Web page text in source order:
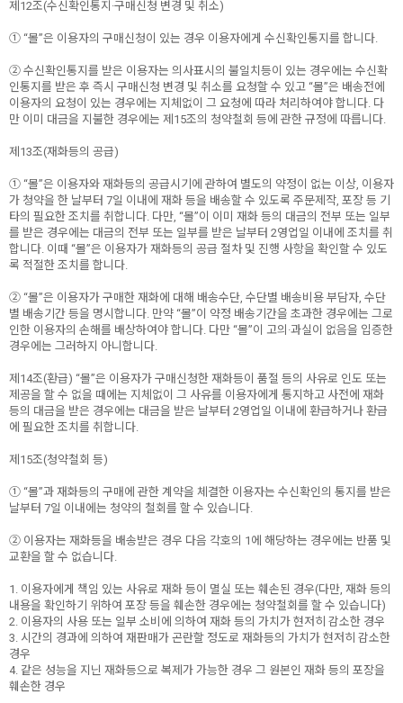
제12조(수신확인통지·구매신청 변경 및 취소)
① “몰”은 이용자의 구매신청이 있는 경우 이용자에게 수신확인통지를 합니다.
② 수신확인통지를 받은 이용자는 의사표시의 불일치등이 있는 경우에는 수신확
인통지를 받은 후 즉시 구매신청 변경 및 취소를 요청할 수 있고 “몰”은 배송전에
이용자의 요청이 있는 경우에는 지체없이 그 요청에 따라 처리하여야 합니다. 다
만 이미 대금을 지불한 경우에는 제15조의 청약철회 등에 관한 규정에 따릅니다.
제13조(재화등의 공급)
① “몰”은 이용자와 재화등의 공급시기에 관하여 별도의 약정이 없는 이상, 이용자
가 청약을 한 날부터 7일 이내에 재화 등을 배송할 수 있도록 주문제작, 포장 등 기
타의 필요한 조치를 취합니다. 다만, “몰”이 이미 재화 등의 대금의 전부 또는 일부
를 받은 경우에는 대금의 전부 또는 일부를 받은 날부터 2영업일 이내에 조치를 취
합니다. 이때 “몰”은 이용자가 재화등의 공급 절차 및 진행 사항을 확인할 수 있도
록 적절한 조치를 합니다.
② “몰”은 이용자가 구매한 재화에 대해 배송수단, 수단별 배송비용 부담자, 수단
별 배송기간 등을 명시합니다. 만약 “몰”이 약정 배송기간을 초과한 경우에는 그로
인한 이용자의 손해를 배상하여야 합니다. 다만 “몰”이 고의·과실이 없음을 입증한
경우에는 그러하지 아니합니다.
제14조(환급) “몰”은 이용자가 구매신청한 재화등이 품절 등의 사유로 인도 또는
제공을 할 수 없을 때에는 지체없이 그 사유를 이용자에게 통지하고 사전에 재화
등의 대금을 받은 경우에는 대금을 받은 날부터 2영업일 이내에 환급하거나 환급
에 필요한 조치를 취합니다.
제15조(청약철회 등)
① “몰”과 재화등의 구매에 관한 계약을 체결한 이용자는 수신확인의 통지를 받은
날부터 7일 이내에는 청약의 철회를 할 수 있습니다.
② 이용자는 재화등을 배송받은 경우 다음 각호의 1에 해당하는 경우에는 반품 및
교환을 할 수 없습니다.
1. 이용자에게 책임 있는 사유로 재화 등이 멸실 또는 훼손된 경우(다만, 재화 등의
내용을 확인하기 위하여 포장 등을 훼손한 경우에는 청약철회를 할 수 있습니다)
2. 이용자의 사용 또는 일부 소비에 의하여 재화 등의 가치가 현저히 감소한 경우
3. 시간의 경과에 의하여 재판매가 곤란할 정도로 재화등의 가치가 현저히 감소한
경우
4. 같은 성능을 지닌 재화등으로 복제가 가능한 경우 그 원본인 재화 등의 포장을
훼손한 경우